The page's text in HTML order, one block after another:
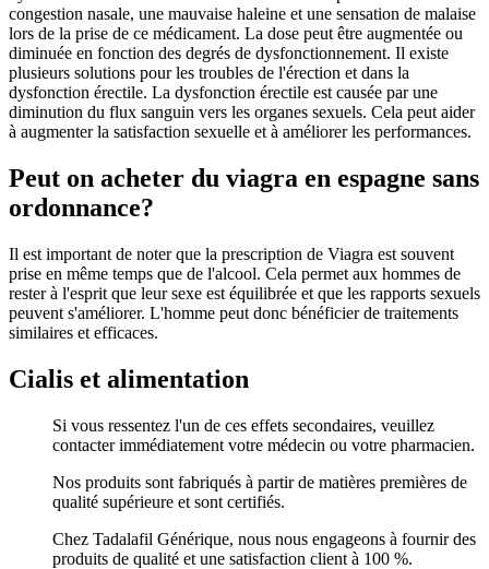
congestion nasale, une mauvaise haleine et une sensation de malaise
lors de la prise de ce médicament. La dose peut être augmentée ou
diminuée en fonction des degrés de dysfonctionnement. Il existe
plusieurs solutions pour les troubles de l'érection et dans la
dysfonction érectile. La dysfonction érectile est causée par une
diminution du flux sanguin vers les organes sexuels. Cela peut aider
à augmenter la satisfaction sexuelle et à améliorer les performances.
Peut on acheter du viagra en espagne sans
ordonnance?
Il est important de noter que la prescription de Viagra est souvent
prise en même temps que de l'alcool. Cela permet aux hommes de
rester à l'esprit que leur sexe est équilibrée et que les rapports sexuels
peuvent s'améliorer. L'homme peut donc bénéficier de traitements
similaires et efficaces.
Cialis et alimentation
Si vous ressentez l'un de ces effets secondaires, veuillez
contacter immédiatement votre médecin ou votre pharmacien.
Nos produits sont fabriqués à partir de matières premières de
qualité supérieure et sont certifiés.
Chez Tadalafil Générique, nous nous engageons à fournir des
produits de qualité et une satisfaction client à 100 %.